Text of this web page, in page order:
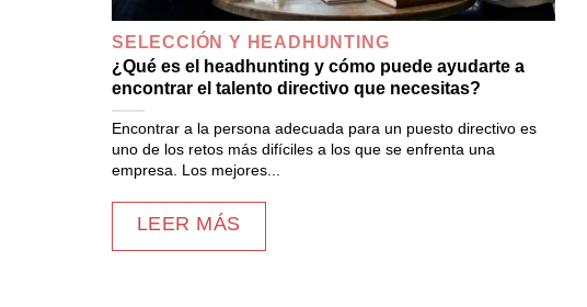
SELECCIÓN Y HEADHUNTING
¿Qué es el headhunting y cómo puede ayudarte a
encontrar el talento directivo que necesitas?
Encontrar a la persona adecuada para un puesto directivo es
uno de los retos más difíciles a los que se enfrenta una
empresa. Los mejores...
LEER MÁS